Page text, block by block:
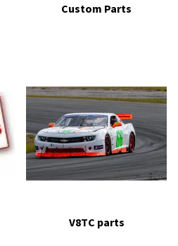
Custom Parts
V8TC parts